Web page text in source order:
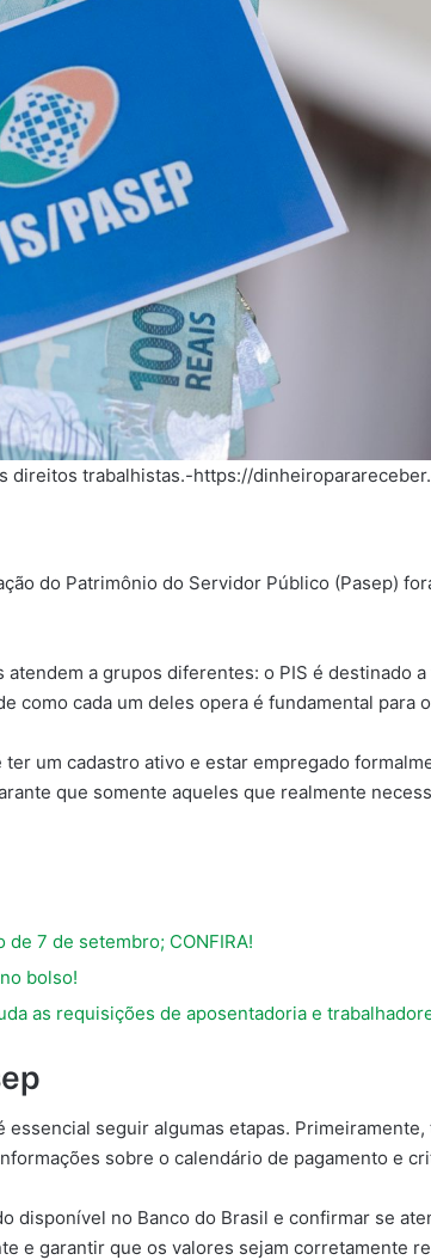
direitos trabalhistas.-https://
do Patrimônio do Servidor Público (Pasep)
a grupos diferentes: o PIS é destinado
como cada um deles opera é fundamental para
um cadastro ativo e estar empregado
que somente aqueles que realmente
de 7 de setembro; CONFIRA!
bolso!
as requisições de aposentadoria e
seguir algumas etapas.
sobre o calendário de pagamento e
no Banco do Brasil e confirmar se
e garantir que os valores sejam corretamente